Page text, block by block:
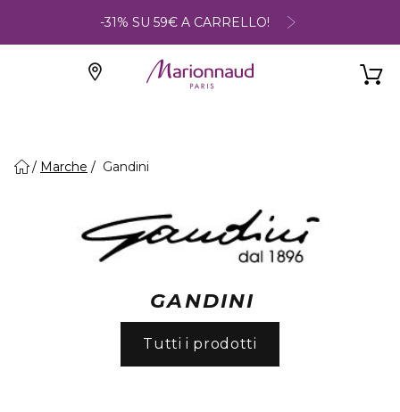
-31% SU 59€ A CARRELLO!
Marche Gandini
GANDINI
Tutti i prodotti